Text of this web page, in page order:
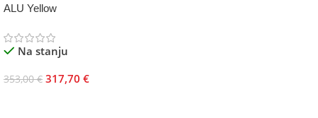
ALU Yellow
Na stanju
353,00€ 317,70 €